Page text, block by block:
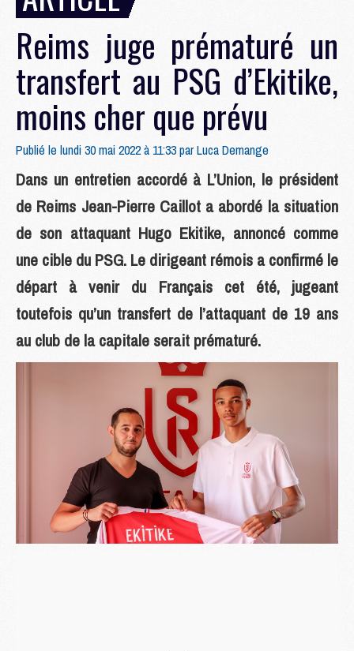
Reims juge prématuré un
transfert au PSG d’Ekitike,
moins cher que prévu
Publié le lundi 30 mai 2022 à 11:33 parLuca Demange
Dans un entretien accordé à L’Union, le président
de Reims Jean-Pierre Caillot a abordé la situation
de son attaquant Hugo Ekitike, annoncé comme
une cible du PSG. Le dirigeant rémois a confirmé le
départ à venir du Français cet été, jugeant
toutefois qu’un transfert de l’attaquant de 19 ans
au club de la capitale serait prématuré.